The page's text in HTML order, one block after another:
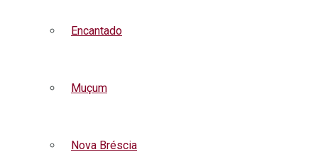
Encantado
Muçum
Nova Bréscia